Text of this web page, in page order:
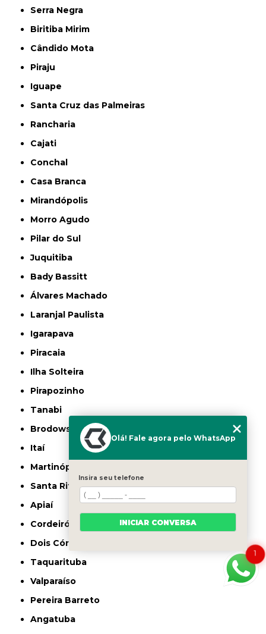
Serra Negra
Biritiba Mirim
Cândido Mota
Piraju
Iguape
Santa Cruz das Palmeiras
Rancharia
Cajati
Conchal
Casa Branca
Mirandópolis
Morro Agudo
Pilar do Sul
Juquitiba
Bady Bassitt
Álvares Machado
Laranjal Paulista
Igarapava
Piracaia
Ilha Solteira
Pirapozinho
Tanabi
Brodowski
Itaí
Martinópolis
Santa Rita do Passa Quatro
Apiaí
Cordeirópolis
Dois Córregos
Taquarituba
Valparaíso
Pereira Barreto
Angatuba
1
Olá! Fale agora pelo WhatsApp
Insira seu telefone
INICIAR CONVERSA